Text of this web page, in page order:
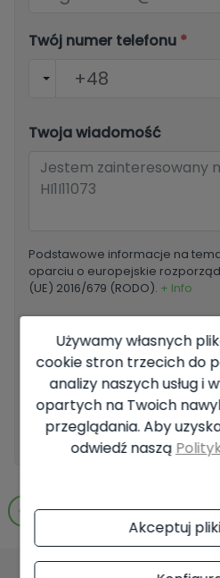
Twój numer telefonu *
Twoja wiadomość
Podstawowe informacje na
oparciu o europejskie
(UE) 2016/679 (RODO). + Info
prywatności
Chcę otrzymywać nowe oferty
Wyślij
Przejdź do wyników
Używamy własnych
cookie stron trzecich do
analizy naszych usług i
opartych na Twoich
przeglądania. Aby
odwiedź naszą
Akceptuj